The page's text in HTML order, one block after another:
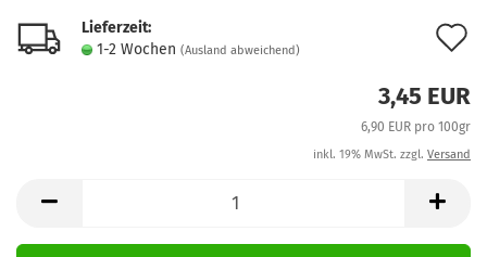
Lieferzeit:
1-2 Wochen (Ausland abweichend)
3,45 EUR
6,90 EUR pro 100gr
inkl. 19% MwSt. zzgl. Versand